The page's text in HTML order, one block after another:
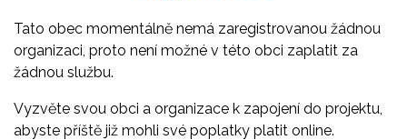
Tato obec momentálně nemá zaregistrovanou žádnou
organizaci, proto není možné v této obci zaplatit za
žádnou službu.
Vyzvěte svou obci a organizace k zapojení do projektu,
abyste příště již mohli své poplatky platit online.